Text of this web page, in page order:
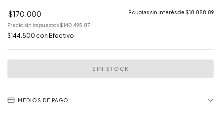
$170.000 9cuotas sin interés de $18.888,89
Precio sin impuestos $140.495,87
$144.500 con Efectivo
MEDIOS DE PAGO